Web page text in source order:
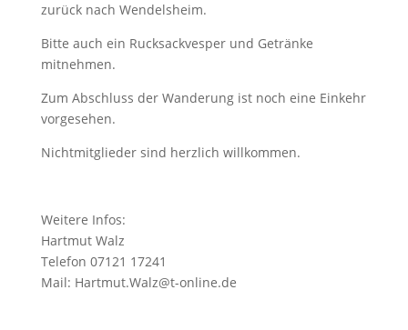
zurück nach Wendelsheim.
Bitte auch ein Rucksackvesper und Getränke
mitnehmen.
Zum Abschluss der Wanderung ist noch eine Einkehr
vorgesehen.
Nichtmitglieder sind herzlich willkommen.
Weitere Infos:
Hartmut Walz
Telefon 07121 17241
Mail: Hartmut.Walz@t-online.de